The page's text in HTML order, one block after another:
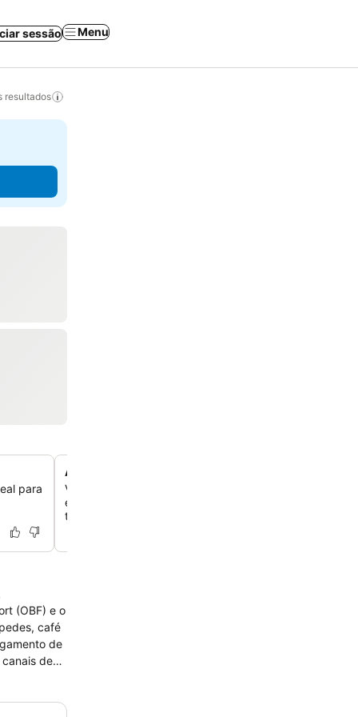
sessão Menu
resultados
para
Acomodações que aceitam animais de estimação
Viaje com seus amigos peludos, pois o hotel aceita
estimação, garantindo uma experiência de viagem
toda a família.
(OBF) e o
café
de
de